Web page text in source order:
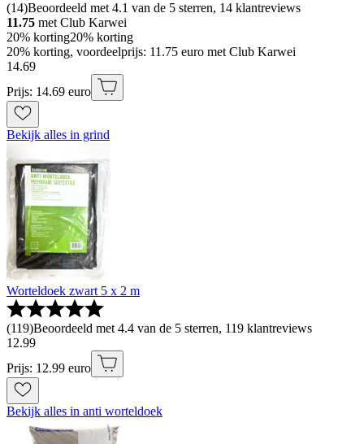
(14)Beoordeeld met 4.1 van de 5 sterren, 14 klantreviews
11.75 met Club Karwei
20% korting20% korting
20% korting, voordeelprijs: 11.75 euro met Club Karwei
14.69
Prijs: 14.69 euro
Bekijk alles in grind
Worteldoek zwart 5 x 2 m
(119)Beoordeeld met 4.4 van de 5 sterren, 119 klantreviews
12.99
Prijs: 12.99 euro
Bekijk alles in anti worteldoek